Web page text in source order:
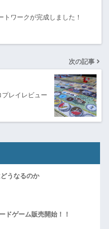
トワークが完成しました！
次の記事
プレイレビュー
うなるのか
ドゲーム販売開始！！